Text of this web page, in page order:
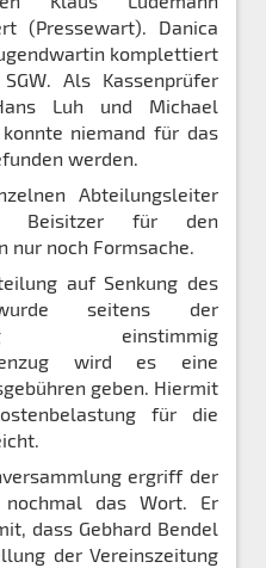
(Pressewart). Danica
komplettiert
Als Kassenprüfer
Luh und Michael
niemand für das
werden.
Abteilungsleiter
für den
nur noch Formsache.
auf Senkung des
wurde seitens der
einstimmig
wird es eine
geben. Hiermit
für die
ergriff der
nochmal das Wort. Er
dass Gebhard Bendel
der Vereinszeitung